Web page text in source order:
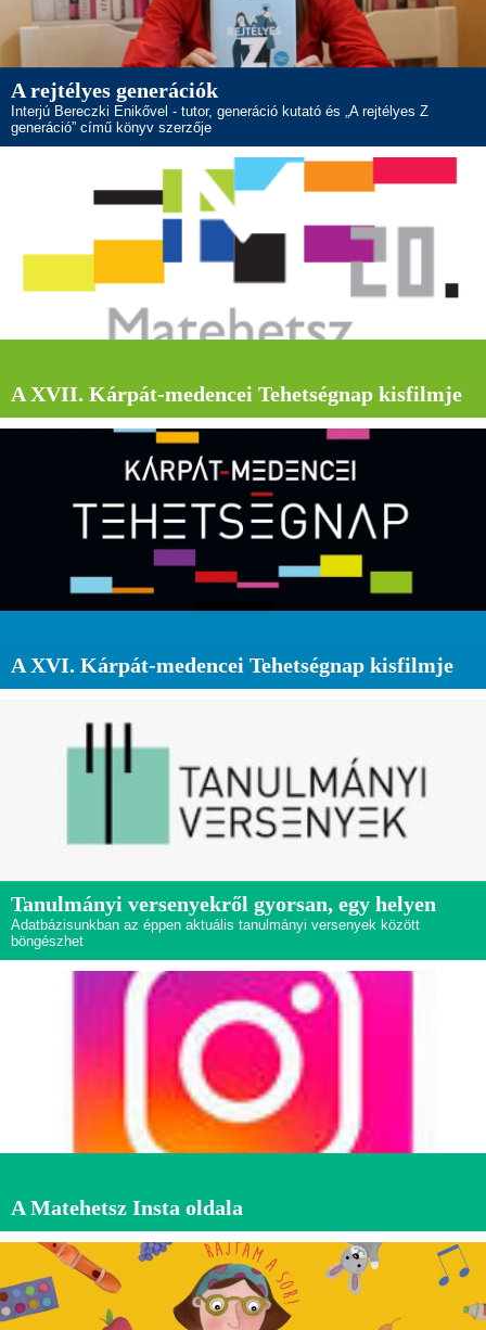
A rejtélyes generációk
Interjú Bereczki Enikővel - tutor, generáció kutató és „A rejtélyes Z
generáció” című könyv szerzője
A XVII. Kárpát-medencei Tehetségnap kisfilmje
A XVI. Kárpát-medencei Tehetségnap kisfilmje
Tanulmányi versenyekről gyorsan, egy helyen
Adatbázisunkban az éppen aktuális tanulmányi versenyek között
böngészhet
A Matehetsz Insta oldala